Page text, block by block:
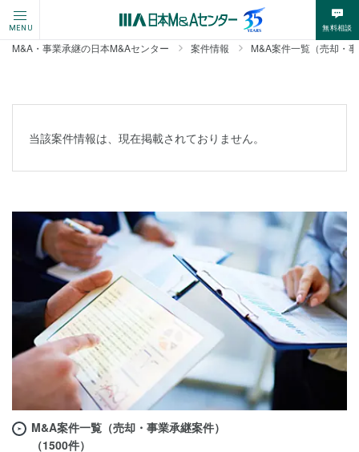
MENU 無料相談
M&A・事業承継の日本M&Aセンター 案件情報 M&A案件一覧（売却・
当該案件情報は、現在掲載されておりません。
M&A案件一覧（売却・事業承継案件）
（1500件）